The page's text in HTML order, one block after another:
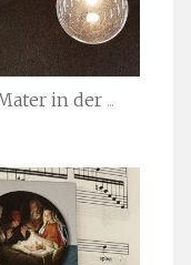
in der ...